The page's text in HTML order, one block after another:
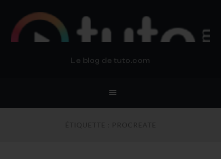
Le blog de tuto.com